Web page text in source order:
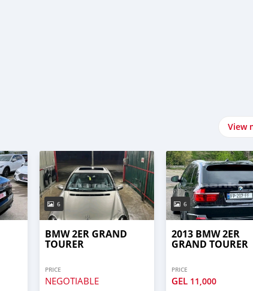
View
6
BMW 2ER GRAND
TOURER
PRICE
NEGOTIABLE
6
2013 BMW 2ER
GRAND TOURER
PRICE
GEL 11,000